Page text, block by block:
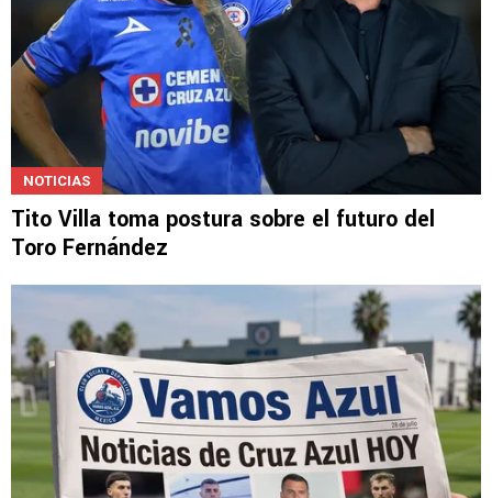
NOTICIAS
Tito Villa toma postura sobre el futuro del
Toro Fernández